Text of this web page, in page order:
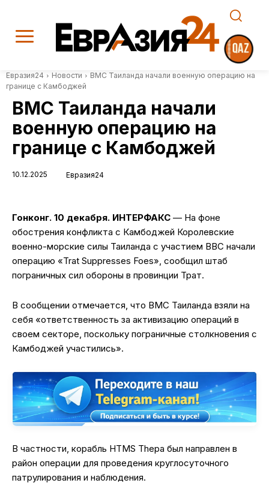
Евразия24 Новости
ВМС Таиланда начали военную операцию на
границе с Камбоджей
ВМС Таиланда начали
военную операцию на
границе с Камбоджей
10.12.2025 Евразия24
Гонконг. 10 декабря. ИНТЕРФАКС — На фоне
обострения конфликта с Камбоджей Королевские
военно-морские силы Таиланда с участием ВВС начали
операцию «Trat Suppresses Foes», сообщил штаб
пограничных сил обороны в провинции Трат.
В сообщении отмечается, что ВМС Таиланда взяли на
себя «ответственность за активизацию операций в
своем секторе, поскольку пограничные столкновения с
Камбоджей участились».
В частности, корабль HTMS Thepa был направлен в
район операции для проведения круглосуточного
патрулирования и наблюдения.